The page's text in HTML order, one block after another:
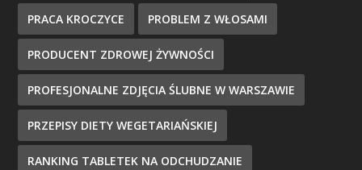
PRACA KROCZYCE PROBLEM Z WŁOSAMI
PRODUCENT ZDROWEJ ŻYWNOŚCI
PROFESJONALNE ZDJĘCIA ŚLUBNE W WARSZAWIE
PRZEPISY DIETY WEGETARIAŃSKIEJ
RANKING TABLETEK NA ODCHUDZANIE